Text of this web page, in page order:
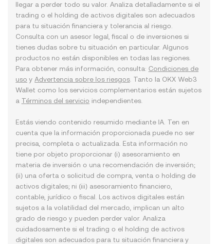
llegar a perder todo su valor. Analiza detalladamente si el
trading o el holding de activos digitales son adecuados
para tu situación financiera y tolerancia al riesgo.
Consulta con un asesor legal, fiscal o de inversiones si
tienes dudas sobre tu situación en particular. Algunos
productos no están disponibles en todas las regiones.
Para obtener más información, consulta: Condiciones de
uso y Advertencia sobre los riesgos . Tanto la OKX Web3
Wallet como los servicios complementarios están sujetos
a Términos del servicio independientes.
Estás viendo contenido resumido mediante IA. Ten en
cuenta que la información proporcionada puede no ser
precisa, completa o actualizada. Esta información no
tiene por objeto proporcionar (i) asesoramiento en
materia de inversión o una recomendación de inversión;
(ii) una oferta o solicitud de compra, venta o holding de
activos digitales; ni (iii) asesoramiento financiero,
contable, jurídico o fiscal. Los activos digitales están
sujetos a la volatilidad del mercado, implican un alto
grado de riesgo y pueden perder valor. Analiza
cuidadosamente si el trading o el holding de activos
digitales son adecuados para tu situación financiera y